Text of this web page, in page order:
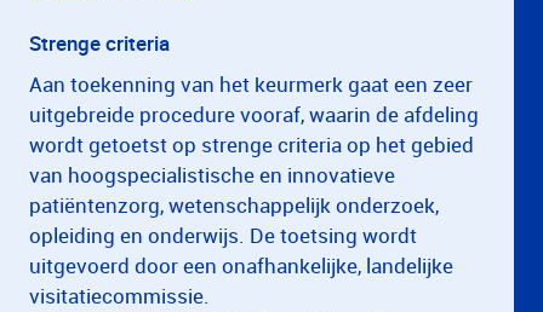
Strenge criteria
Aan toekenning van het keurmerk gaat een zeer
uitgebreide procedure vooraf, waarin de afdeling
wordt getoetst op strenge criteria op het gebied
van hoogspecialistische en innovatieve
patiëntenzorg, wetenschappelijk onderzoek,
opleiding en onderwijs. De toetsing wordt
uitgevoerd door een onafhankelijke, landelijke
visitatiecommissie.